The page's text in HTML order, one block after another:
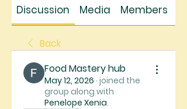
Discussion Media Members
Back
Food Mastery hub
May 12, 2026 · joined the
group along with
Penelope Xenia.